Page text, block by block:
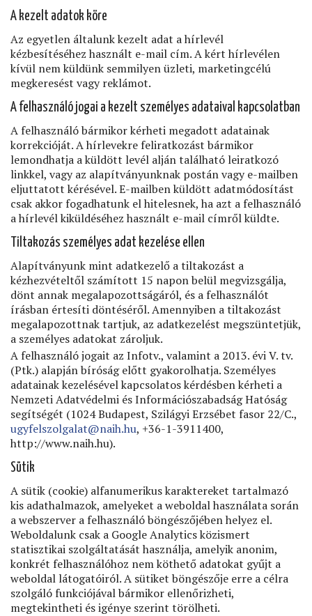
A kezelt adatok köre
Az egyetlen általunk kezelt adat a hírlevél
kézbesítéséhez használt e-mail cím. A kért hírlevélen
kívül nem küldünk semmilyen üzleti, marketingcélú
megkeresést vagy reklámot.
A felhasználó jogai a kezelt személyes adataival kapcsolatban
A felhasználó bármikor kérheti megadott adatainak
korrekcióját. A hírlevekre feliratkozást bármikor
lemondhatja a küldött levél alján található leiratkozó
linkkel, vagy az alapítványunknak postán vagy e-mailben
eljuttatott kérésével. E-mailben küldött adatmódosítást
csak akkor fogadhatunk el hitelesnek, ha azt a felhasználó
a hírlevél kiküldéséhez használt e-mail címről küldte.
Tiltakozás személyes adat kezelése ellen
Alapítványunk mint adatkezelő a tiltakozást a
kézhezvételtől számított 15 napon belül megvizsgálja,
dönt annak megalapozottságáról, és a felhasználót
írásban értesíti döntéséről. Amennyiben a tiltakozást
megalapozottnak tartjuk, az adatkezelést megszüntetjük,
a személyes adatokat zároljuk.
A felhasználó jogait az Infotv., valamint a 2013. évi V. tv.
(Ptk.) alapján bíróság előtt gyakorolhatja. Személyes
adatainak kezelésével kapcsolatos kérdésben kérheti a
Nemzeti Adatvédelmi és Információszabadság Hatóság
segítségét (1024 Budapest, Szilágyi Erzsébet fasor 22/C.,
ugyfelszolgalat@naih.hu, +36-1-3911400,
http://www.naih.hu).
Sütik
A sütik (cookie) alfanumerikus karaktereket tartalmazó
kis adathalmazok, amelyeket a weboldal használata során
a webszerver a felhasználó böngészőjében helyez el.
Weboldalunk csak a Google Analytics közismert
statisztikai szolgáltatását használja, amelyik anonim,
konkrét felhasználóhoz nem köthető adatokat gyűjt a
weboldal látogatóiról. A sütiket böngészője erre a célra
szolgáló funkciójával bármikor ellenőrizheti,
megtekintheti és igénye szerint törölheti.